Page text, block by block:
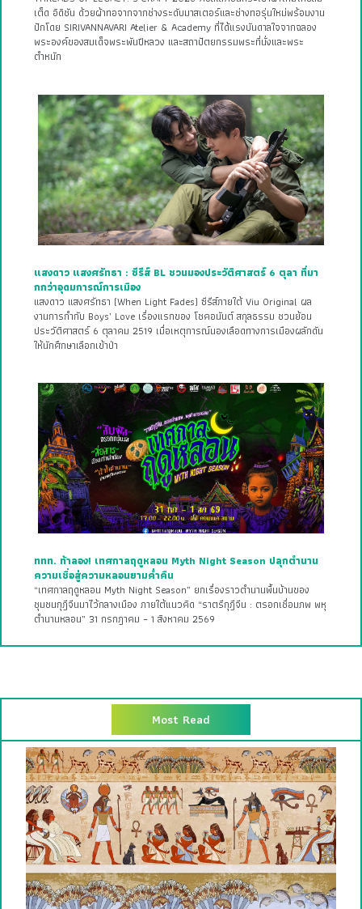
เต็ด อิดิชัน ด้วยผ้าทอจากจากช่างระดับมาสเตอร์และช่างทอรุ่นใหม่พร้อมงาน
ปักโดย SIRIVANNAVARI Atelier & Academy ที่ได้แรงบันดาลใจจากฉลอง
พระองค์ของสมเด็จพระพันปีหลวง และสถาปัตยกรรมพระที่นั่งและพระ
ตำหนัก
แสงดาว แสงศรัทธา : ซีรีส์ BL ชวนมองประวัติศาสตร์ 6 ตุลา ที่มา
กกว่าอุดมการณ์การเมือง
แสงดาว แสงศรัทธา (When Light Fades) ซีรีส์ภายใต้ Viu Original ผล
งานการกำกับ Boys’ Love เรื่องแรกของ โชคอนันต์ สกุลธรรม ชวนย้อน
ประวัติศาสตร์ 6 ตุลาคม 2519 เมื่อเหตุการณ์นองเลือดทางการเมืองผลักดัน
ให้นักศึกษาเลือกเข้าป่า
ททท. ท้าลอง! เทศกาลฤดูหลอน Myth Night Season ปลุกตำนาน
ความเชื่อสู่ความหลอนยามค่ำคืน
“เทศกาลฤดูหลอน Myth Night Season” ยกเรื่องราวตำนานพื้นบ้านของ
ชุมชนกุฎีจีนมาไว้กลางเมือง ภายใต้แนวคิด “ราตรีกุฎีจีน : ตรอกเชื่อมภพ พหุ
ตำนานหลอน” 31 กรกฎาคม – 1 สิงหาคม 2569
Most Read